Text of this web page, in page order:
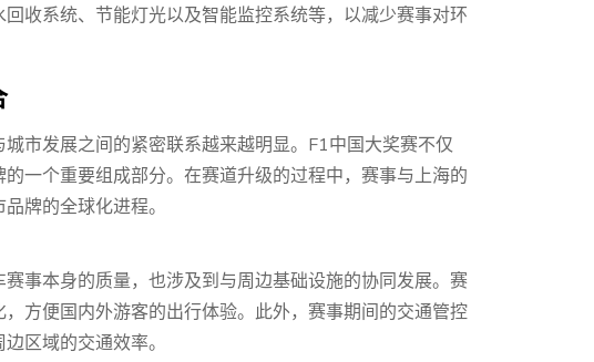
收系统、节能灯光以及智能监控系统等，以减少赛事对环
市发展之间的紧密联系越来越明显。F1中国大奖赛不仅
一个重要组成部分。在赛道升级的过程中，赛事与上海的
牌的全球化进程。
事本身的质量，也涉及到与周边基础设施的协同发展。赛
方便国内外游客的出行体验。此外，赛事期间的交通管控
区域的交通效率。